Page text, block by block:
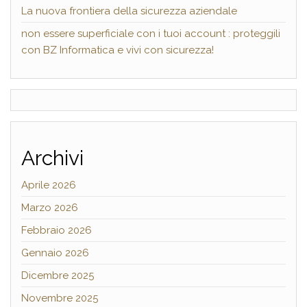
La nuova frontiera della sicurezza aziendale
non essere superficiale con i tuoi account : proteggili
con BZ Informatica e vivi con sicurezza!
Archivi
Aprile 2026
Marzo 2026
Febbraio 2026
Gennaio 2026
Dicembre 2025
Novembre 2025